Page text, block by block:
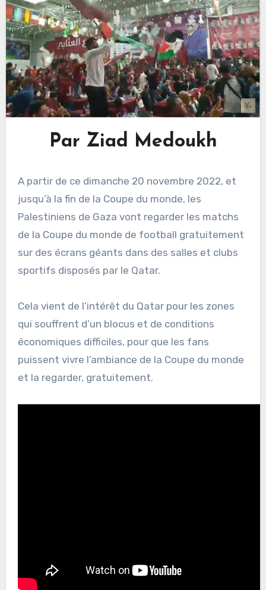
Par Ziad Medoukh
A partir de ce dimanche 20 novembre 2022, et
jusqu’à la fin de la Coupe du monde, les
Palestiniens de Gaza vont regarder les matchs
de la Coupe du monde de football gratuitement
sur des écrans géants dans des salles et clubs
sportifs disposés par le Qatar.
Cela vient de l’intérêt du Qatar pour les zones
qui souffrent d’un blocus et de conditions
économiques difficiles, pour que les fans
puissent vivre l’ambiance de la Coupe du monde
et la regarder, gratuitement.